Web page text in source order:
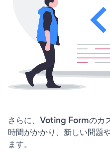
さらに、Voting Formのカ
時間がかかり、新しい問題
ます。